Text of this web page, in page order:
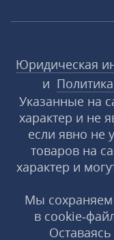
Юридическая
и
Указанные на
характер и не
если явно не
товаров на
характер и
Мы сохраняем
в